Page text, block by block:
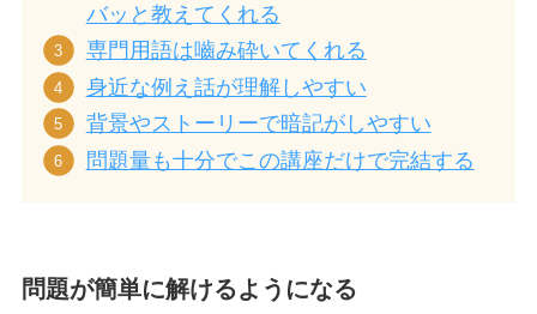
バッと教えてくれる
専門用語は嚙み砕いてくれる
身近な例え話が理解しやすい
背景やストーリーで暗記がしやすい
問題量も十分でこの講座だけで完結する
問題が簡単に解けるようになる